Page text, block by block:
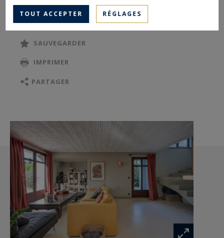
Deux places de stationnement complètent ce
bien, apprécié pour son emplacement recherché,
à la fois proche du centre et au calme.
consulter
LIRE LA SUITE
SAUVEGARDER
IMPRIMER
PARTAGER
TOUT ACCEPTER RÉGLAGES